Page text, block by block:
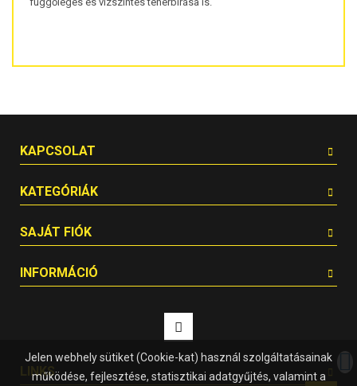
KAPCSOLAT
KATEGÓRIÁK
SAJÁT FIÓK
INFORMÁCIÓ
LINKS
Jelen webhely sütiket (Cookie-kat) használ szolgáltatásainak
működése, fejlesztése, statisztikai adatgyűjtés, valamint a